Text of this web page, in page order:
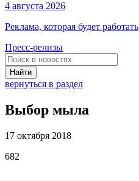
4 августа 2026
Реклама, которая будет работать
Пресс-релизы
Найти
вернуться в раздел
Выбор мыла
17 октября 2018
682